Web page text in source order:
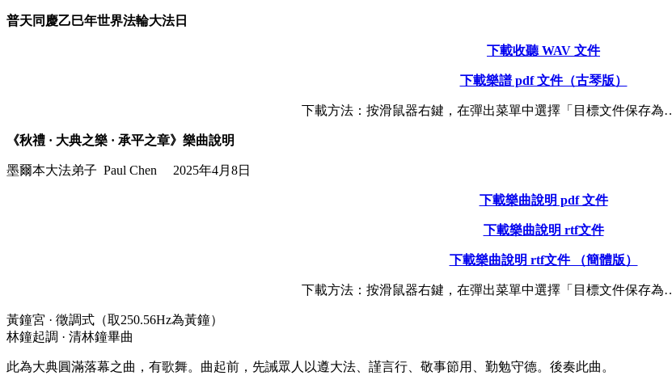
普天同慶乙巳年世界法輪大法日
下載收聽 WAV 文件
下載樂譜 pdf 文件（古琴版）
下載方法：按滑鼠器右鍵，在彈出菜單中選擇「目標文件保存為…
《秋禮 · 大典之樂 · 承平之章》樂曲說明
墨爾本大法弟子 Paul Chen 2025年4月8日
下載樂曲說明 pdf 文件
下載樂曲說明 rtf文件
下載樂曲說明 rtf文件 （簡體版）
下載方法：按滑鼠器右鍵，在彈出菜單中選擇「目標文件保存為…
黃鐘宮 · 徵調式（取250.56Hz為黃鐘）
林鐘起調 · 清林鐘畢曲
此為大典圓滿落幕之曲，有歌舞。曲起前，先誡眾人以遵大法、謹言行、敬事節用、勤勉守德。後奏此曲。